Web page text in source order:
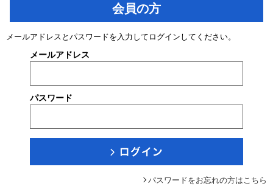
会員の方
メールアドレスとパスワードを入力してログインしてください。
メールアドレス
パスワード
パスワードをお忘れの方はこちら